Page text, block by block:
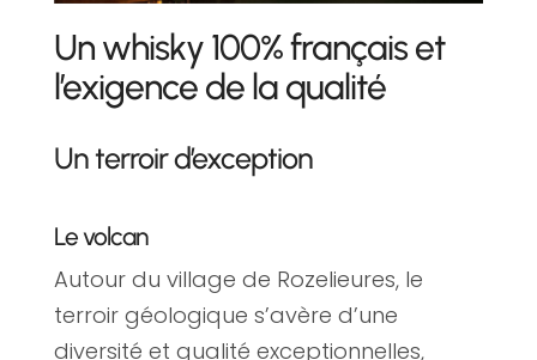
Un whisky 100% français et
l’exigence de la qualité
Un terroir d’exception
Le volcan
Autour du village de Rozelieures, le
terroir géologique s’avère d’une
diversité et qualité exceptionnelles,